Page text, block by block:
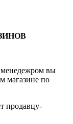
менедежром вы
магазине по
продавцу-